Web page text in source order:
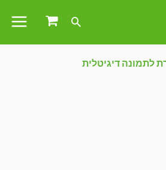
לתמונה דיגיטלית